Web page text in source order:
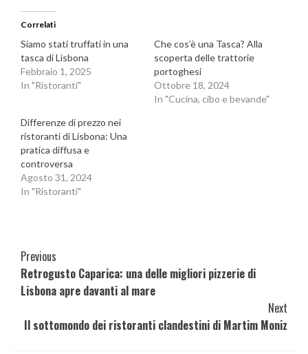
Correlati
Siamo stati truffati in una
tasca di Lisbona
Febbraio 1, 2025
In "Ristoranti"
Che cos’è una Tasca? Alla
scoperta delle trattorie
portoghesi
Ottobre 18, 2024
In "Cucina, cibo e bevande"
Differenze di prezzo nei
ristoranti di Lisbona: Una
pratica diffusa e
controversa
Agosto 31, 2024
In "Ristoranti"
Continue
Reading
Previous
Retrogusto Caparica: una delle migliori pizzerie di
Lisbona apre davanti al mare
Next
Il sottomondo dei ristoranti clandestini di Martim Moniz